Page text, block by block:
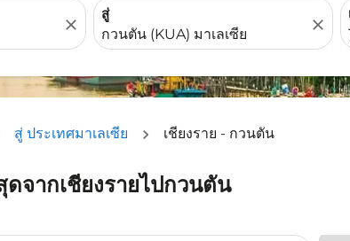
close
สู่
close
สู่ ประเทศมาเลเซีย เชียงราย - กวนตัน
จากเชียงรายไปกวนตัน
ต้นทางและ/หรือปลายทาง) หรือเลือกวันที่ด้านล่างเพื่อค้